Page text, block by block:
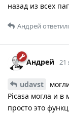
назад из всех
Андрей
Андрей 21
udavst
Picasa могла и в
просто это